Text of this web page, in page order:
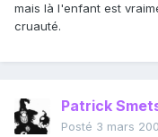
mais là l'enfant est
cruauté.
Patrick
Posté 3 mars